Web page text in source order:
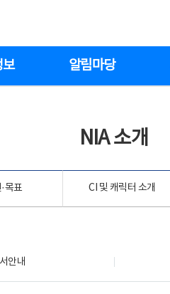
보 알림마당
NIA 소개
목표 CI 및 캐릭터 소개
안내